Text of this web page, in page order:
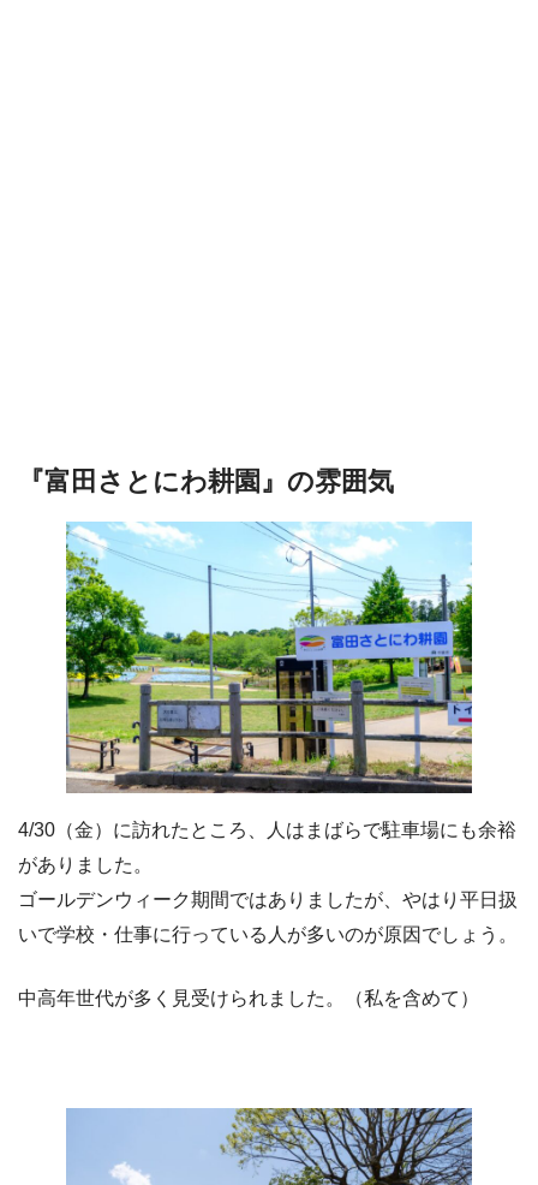
『富田さとにわ耕園』の雰囲気
4/30（金）に訪れたところ、人はまばらで駐車場にも余裕
がありました。
ゴールデンウィーク期間ではありましたが、やはり平日扱
いで学校・仕事に行っている人が多いのが原因でしょう。
中高年世代が多く見受けられました。（私を含めて）